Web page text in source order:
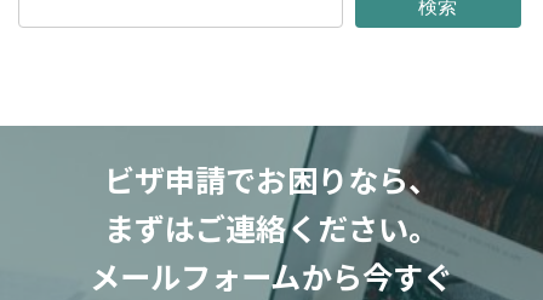
検索
ビザ申請でお困りなら、
まずはご連絡ください。
メールフォームから今すぐ